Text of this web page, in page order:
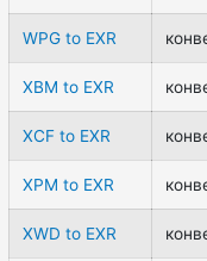
WPG to EXR
XBM to EXR
XCF to EXR
XPM to EXR
XWD to EXR